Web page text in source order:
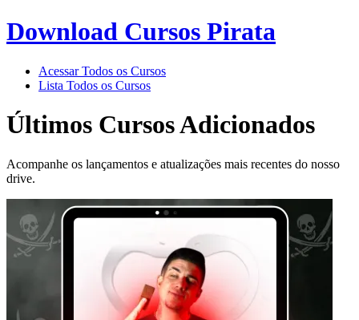
Download Cursos Pirata
Acessar Todos os Cursos
Lista Todos os Cursos
Últimos CursosAdicionados
Acompanhe os lançamentos e atualizações mais recentes do nosso
drive.